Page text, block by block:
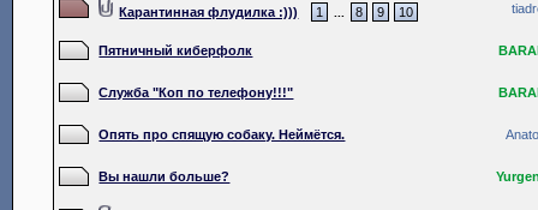
Карантинная флудилка :))) 1 8 9 10
Пятничный киберфолк
Служба "Коп по телефону!!!"
Опять про спящую собаку. Неймётся.
Вы нашли больше?